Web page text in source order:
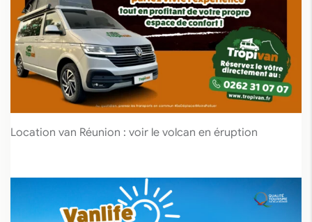
Location van Réunion : voir le volcan en éruption